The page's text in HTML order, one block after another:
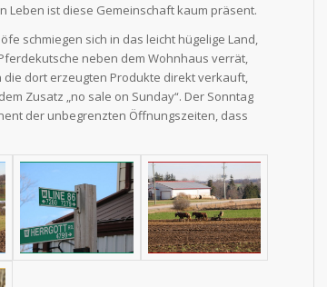
Leben ist diese Gemeinschaft kaum präsent.
schmiegen sich in das leicht hügelige Land,
neben dem Wohnhaus verrät,
dort erzeugten Produkte direkt verkauft,
Zusatz „no sale on Sunday“. Der Sonntag
der unbegrenzten Öffnungszeiten, dass